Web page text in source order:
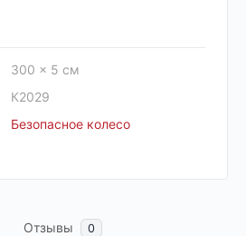
300 × 5 см
К2029
Безопасное колесо
Отзывы 0